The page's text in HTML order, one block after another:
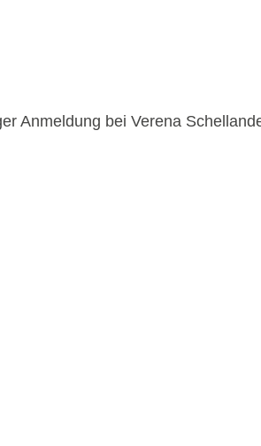
Anmeldung bei Verena